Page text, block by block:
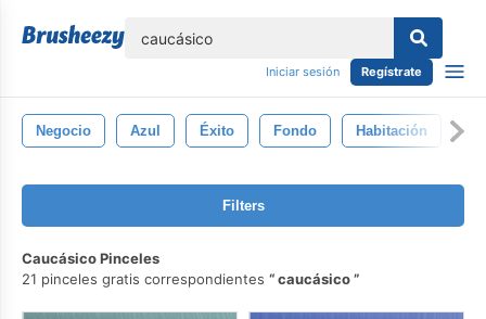
Iniciar sesión Regístrate
Negocio Azul Éxito Fondo Habitación
Filters
Caucásico Pinceles
21 pinceles gratis correspondientes
caucásico